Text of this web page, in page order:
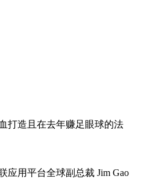
打造且在去年赚足眼球的法
应用平台全球副总裁 Jim Gao